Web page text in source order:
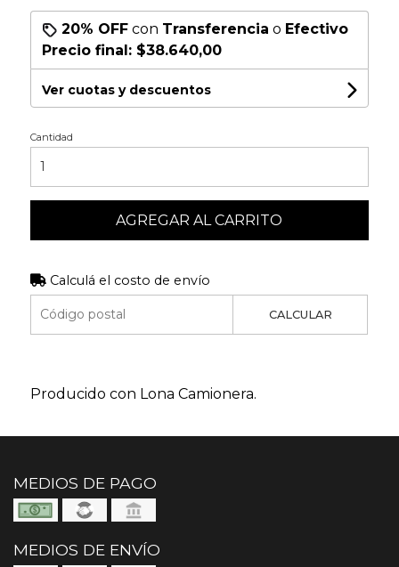
20% OFFcon Transferencia o Efectivo
Precio final: $38.640,00
Ver cuotas y descuentos
Cantidad
AGREGAR AL CARRITO
Calculá el costo de envío
CALCULAR
Producido con Lona Camionera.
MEDIOS DE PAGO
MEDIOS DE ENVÍO